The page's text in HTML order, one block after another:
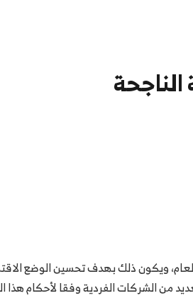
ويكون ذلك بهدف تحسين الوضع
من الشركات الفردية وفقا لأحكام